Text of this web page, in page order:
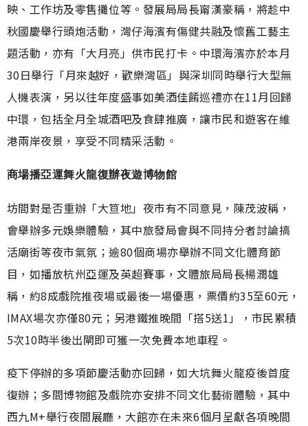
映、工作坊及零售攤位等。發展局局長甯漢豪稱，將趁中
秋國慶舉行頭炮活動，灣仔海濱有傷健共融及懷舊工藝主
題活動，亦有「大月亮」供市民打卡。中環海濱亦於本月
30日舉行「月來越好，歡樂灣區」與深圳同時舉行大型無
人機表演，另以往年度盛事如美酒佳餚巡禮亦在11月回歸
中環，包括全月全城酒吧及食肆推廣，讓市民和遊客在維
港兩岸夜景，享受不同精采活動。
商場播亞運舞火龍復辦夜遊博物館
坊間對是否重辦「大笪地」夜市有不同意見，陳茂波稱，
會舉辦多元娛樂體驗，其中旅發局會與不同持分者討論搞
活廟街等夜市氣氛；逾80個商場亦舉辦不同文化體育節
目，如播放杭州亞運及英超賽事，文體旅局局長楊潤雄
稱，約8成戲院推夜場或最後一場優惠，票價約35至60元，
IMAX場次亦僅80元；另港鐵推晚間「搭5送1」，市民累積
5次10時半後出閘即可獲一次免費本地車程。
疫下停辦的多項節慶活動亦回歸，如大坑舞火龍疫後首度
復辦；多間博物館及戲院亦安排不同文化藝術體驗，其中
西九M+舉行夜間展廳，大館亦在未來6個月呈獻各項晚間